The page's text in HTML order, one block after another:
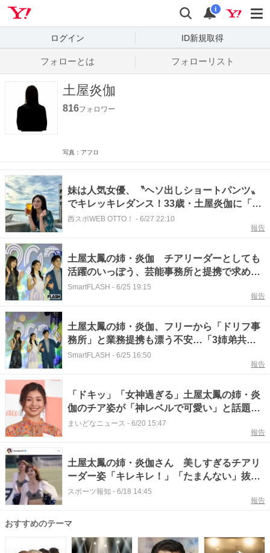
検索
通知
i
ログイン ID新規取得
フォローとは フォローリスト
土屋炎伽
816フォロワー
写真：アフロ
妹は人気女優、〝ヘソ出しショートパンツ〟
でキレッキレダンス！33歳・土屋炎伽に「ノ
リノリ感たっぷり」「ホント癒される」
西スポWEB OTTO！ - 6/27 22:10
報告
土屋太鳳の姉・炎伽 チアリーダーとしても
活躍のいっぽう、芸能事務所と提携で求めら
れる“タレント活動の方向性”
SmartFLASH - 6/25 19:15
報告
土屋太鳳の姉・炎伽、フリーから「ドリフ事
務所」と業務提携も漂う不安…「3姉弟共
演」続きで抜けない “妹頼り” イメージ
SmartFLASH - 6/25 16:50
報告
「ドキッ」「女神過ぎる」土屋太鳳の姉・炎
伽のチア姿が「神レベルで可愛い」と話題
「引き締まった腹筋」にも注目集まる
まいどなニュース - 6/20 15:47
報告
土屋太鳳の姉・炎伽さん 美しすぎるチアリ
ーダー姿「キレキレ！」「たまんない」抜群
スタイルに騒然！
スポーツ報知 - 6/18 14:45
報告
おすすめのテーマ